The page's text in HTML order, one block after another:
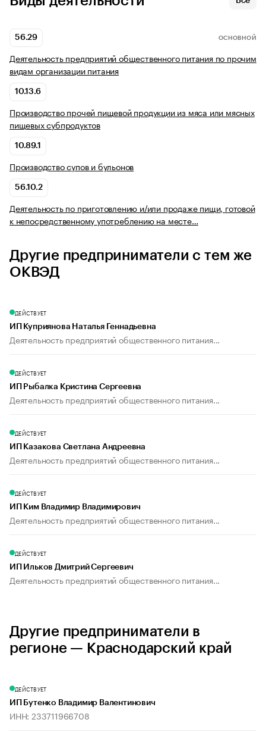
56.29 ОСНОВНОЙ
Деятельность предприятий общественного питания по прочим
видам организации питания
10.13.6
Производство прочей пищевой продукции из мяса или мясных
пищевых субпродуктов
10.89.1
Производство супов и бульонов
56.10.2
Деятельность по приготовлению и/или продаже пищи, готовой
к непосредственному употреблению на месте…
Другие предприниматели с тем же
ОКВЭД
ДЕЙСТВУЕТ
ИП Куприянова Наталья Геннадьевна
Деятельность предприятий общественного питания...
ДЕЙСТВУЕТ
ИП Рыбалка Кристина Сергеевна
Деятельность предприятий общественного питания...
ДЕЙСТВУЕТ
ИП Казакова Светлана Андреевна
Деятельность предприятий общественного питания...
ДЕЙСТВУЕТ
ИП Ким Владимир Владимирович
Деятельность предприятий общественного питания...
ДЕЙСТВУЕТ
ИП Ильков Дмитрий Сергеевич
Деятельность предприятий общественного питания...
Другие предприниматели в
регионе — Краснодарский край
ДЕЙСТВУЕТ
ИП Бутенко Владимир Валентинович
ИНН: 233711966708